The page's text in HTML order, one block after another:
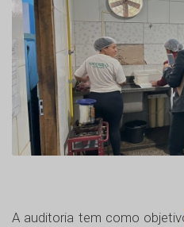
A auditoria tem como